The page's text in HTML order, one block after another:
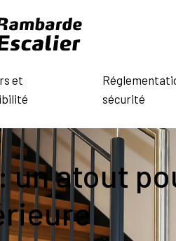
et
sécurité
un atout